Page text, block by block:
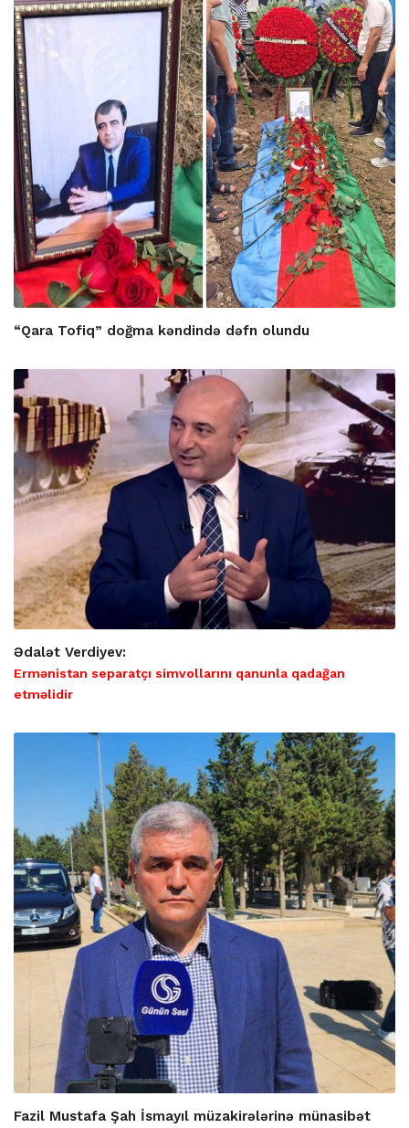
“Qara Tofiq” doğma kəndində dəfn olundu
Ədalət Verdiyev:
Ermənistan separatçı simvollarını qanunla qadağan
etməlidir
Fazil Mustafa Şah İsmayıl müzakirələrinə münasibət